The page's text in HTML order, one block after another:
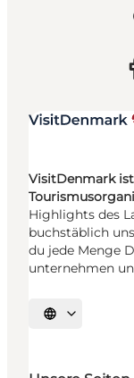
VisitDenmark
Highlights des
buchstäblich
du jede Menge
unternehmen
Sprache